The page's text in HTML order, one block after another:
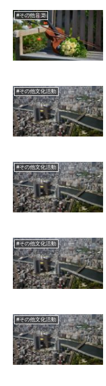
#その他音楽
#その他文化活動
#その他文化活動
#その他文化活動
#その他文化活動